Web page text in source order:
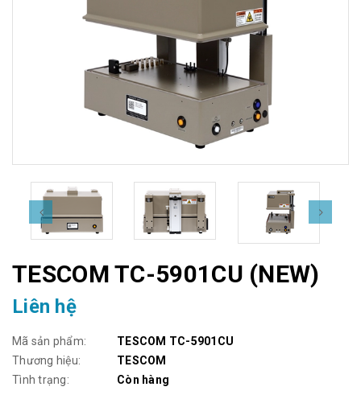
TESCOM TC-5901CU (NEW)
Liên hệ
Mã sản phẩm:
TESCOM TC-5901CU
Thương hiệu:
TESCOM
Tình trạng:
Còn hàng